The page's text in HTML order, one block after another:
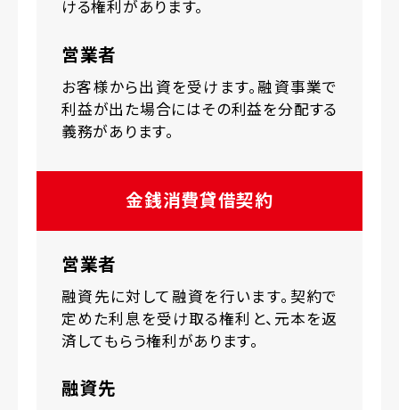
ける権利があります。
営業者
お客様から出資を受けます。融資事業で
利益が出た場合にはその利益を分配する
義務があります。
金銭消費貸借契約
営業者
融資先に対して融資を行います。契約で
定めた利息を受け取る権利と、元本を返
済してもらう権利があります。
融資先